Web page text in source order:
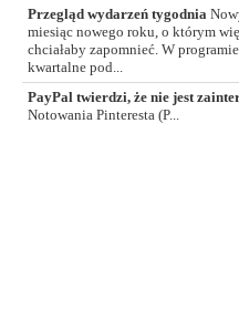
Przegląd wydarzeń tygodnia
miesiąc nowego roku, o którym
chciałaby zapomnieć. W
kwartalne pod...
PayPal twierdzi, że nie jest
Notowania Pinteresta (P...